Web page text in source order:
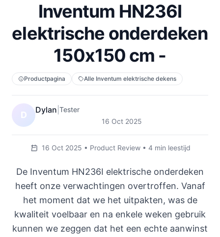
Inventum HN236I
elektrische onderdeken
150x150 cm -
Productpagina Alle Inventum elektrische dekens
D Dylan Tester
16 Oct 2025
16 Oct 2025 • Product Review • 4 min leestijd
De Inventum HN236I elektrische onderdeken
heeft onze verwachtingen overtroffen. Vanaf
het moment dat we het uitpakten, was de
kwaliteit voelbaar en na enkele weken gebruik
kunnen we zeggen dat het een echte aanwinst